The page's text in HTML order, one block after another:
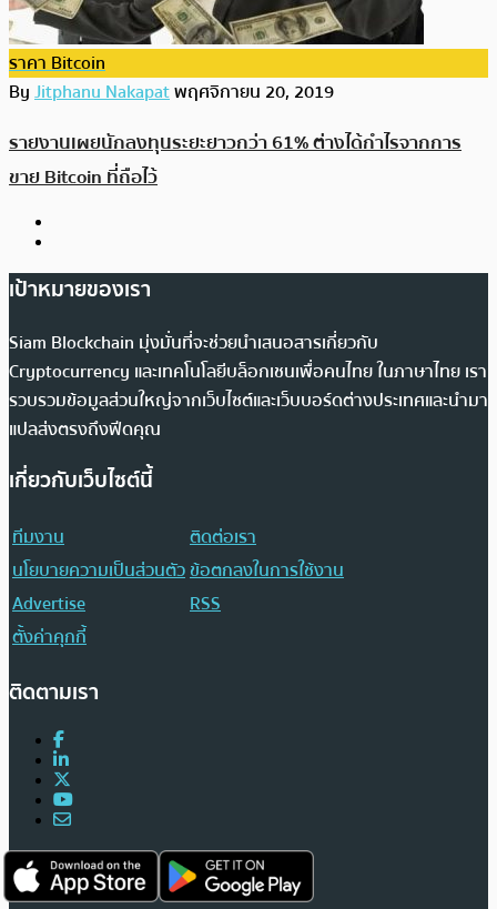
ราคา Bitcoin
ByJitphanu Nakapatพฤศจิกายน 20, 2019
รายงานเผยนักลงทุนระยะยาวกว่า 61% ต่างได้กำไรจากการ
ขาย Bitcoin ที่ถือไว้
เป้าหมายของเรา
Siam Blockchain มุ่งมั่นที่จะช่วยนำเสนอสารเกี่ยวกับ
Cryptocurrency และเทคโนโลยีบล็อกเชนเพื่อคนไทย ในภาษาไทย เรา
รวบรวมข้อมูลส่วนใหญ่จากเว็บไซต์และเว็บบอร์ดต่างประเทศและนำมา
แปลส่งตรงถึงฟีดคุณ
เกี่ยวกับเว็บไซต์นี้
ทีมงาน
ติดต่อเรา
นโยบายความเป็นส่วนตัวข้อตกลงในการใช้งาน
Advertise
RSS
ตั้งค่าคุกกี้
ติดตามเรา